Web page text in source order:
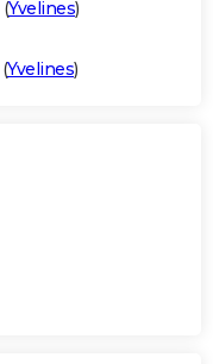
(Yvelines)
(Yvelines)